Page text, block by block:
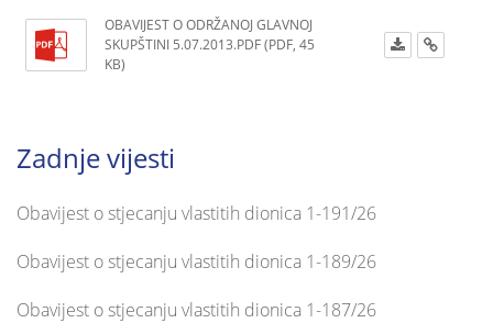
OBAVIJEST O ODRŽANOJ GLAVNOJ
SKUPŠTINI 5.07.2013.PDF (PDF, 45
KB)
Zadnje vijesti
Obavijest o stjecanju vlastitih dionica 1-191/26
Obavijest o stjecanju vlastitih dionica 1-189/26
Obavijest o stjecanju vlastitih dionica 1-187/26